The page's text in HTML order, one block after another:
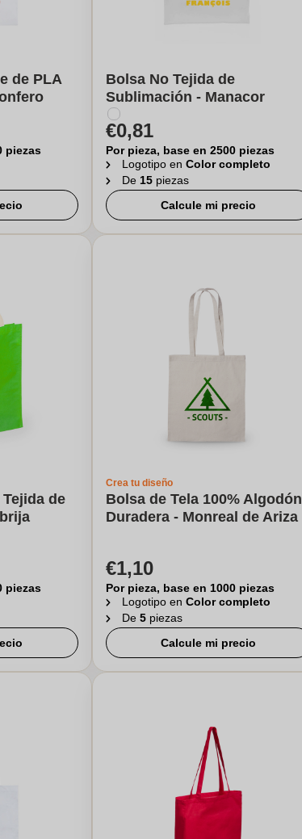
de PLA
piezas
Bolsa No Tejida de
Sublimación - Manacor
€0,81
Por pieza, base en 2500 piezas
Logotipo en Color completo
De 15 piezas
Calcule mi precio
de
piezas
Crea tu diseño
Bolsa de Tela 100% Algodón
Duradera - Monreal de Ariza
€1,10
Por pieza, base en 1000 piezas
Logotipo en Color completo
De 5 piezas
Calcule mi precio